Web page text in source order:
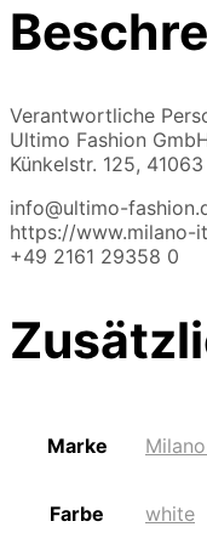
Verantwortliche
Ultimo Fashion
Künkelstr. 125,
info@ultimo-
https://www.milano-
+49 2161 29358 0
Marke
Farbe white